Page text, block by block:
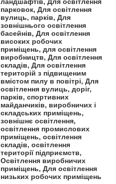
парковок, Для освітлення
вулиць, парків, Для
зовнішнього освітлення
басейнів, Для освітлення
високих робочих
приміщень, для освітлення
виробництв, Для освітлення
складів, Для освітлення
територій з підвищеним
вмістом пилу в повітрі, Для
освітлення вулиць, доріг,
парків, спортивних
майданчиків, виробничих і
складських приміщень,
зовнішнє освітлення,
освітлення промислових
приміщень, освітлення
складів, освітлення
території підприємств,
Освітлення виробничих
приміщень, Для освітлення
низьких робочих приміщень